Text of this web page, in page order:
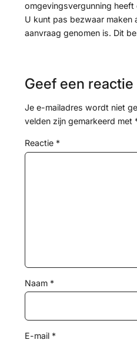
omgevingsvergunning heeft
U kunt pas bezwaar maken
aanvraag genomen is. Dit
Geef een reactie
Je e-mailadres wordt niet
velden zijn gemarkeerd met
Reactie *
Naam *
E-mail *